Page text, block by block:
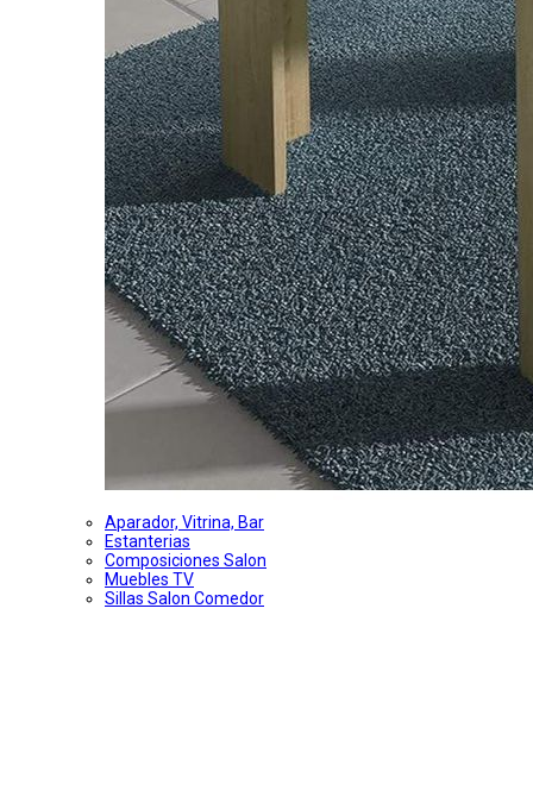
Aparador, Vitrina, Bar
Estanterias
Composiciones Salon
Muebles TV
Sillas Salon Comedor